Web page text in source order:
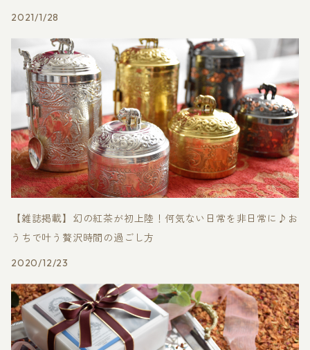
2021/1/28
【雑誌掲載】幻の紅茶が初上陸！何気ない日常を非日常に♪お
うちで叶う贅沢時間の過ごし方
2020/12/23